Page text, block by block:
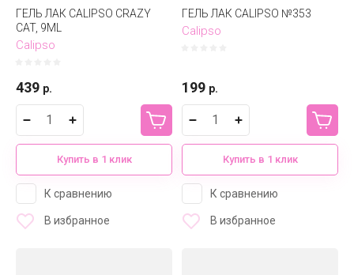
ГЕЛЬ ЛАК CALIPSO CRAZY
CAT, 9ML
Calipso
439 р.
Купить в 1 клик
К сравнению
В избранное
ГЕЛЬ ЛАК CALIPSO №353
Calipso
199 р.
Купить в 1 клик
К сравнению
В избранное